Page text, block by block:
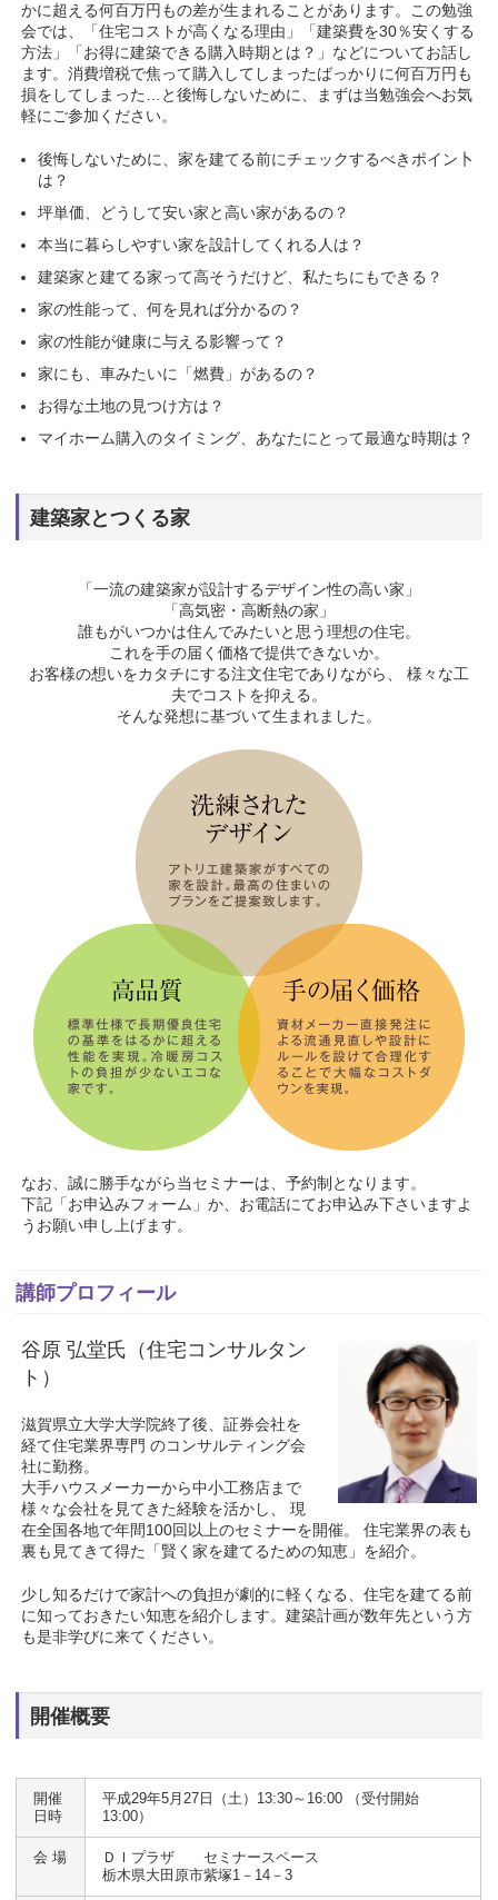
かに超える何百万円もの差が生まれることがあります。この勉強
会では、「住宅コストが高くなる理由」「建築費を30％安くする
方法」「お得に建築できる購入時期とは？」などについてお話し
ます。消費増税で焦って購入してしまったばっかりに何百万円も
損をしてしまった…と後悔しないために、まずは当勉強会へお気
軽にご参加ください。
後悔しないために、家を建てる前にチェックするべきポイン卜
は？
坪単価、どうして安い家と高い家があるの？
本当に暮らしやすい家を設計してくれる人は？
建築家と建てる家って高そうだけど、私たちにもできる？
家の性能って、何を見れば分かるの？
家の性能が健康に与える影響って？
家にも、車みたいに「燃費」があるの？
お得な土地の見つけ方は？
マイホーム購入のタイミング、あなたにとって最適な時期は？
建築家とつくる家
「一流の建築家が設計するデザイン性の高い家」
「高気密・高断熱の家」
誰もがいつかは住んでみたいと思う理想の住宅。
これを手の届く価格で提供できないか。
お客様の想いをカタチにする注文住宅でありながら、 様々な工
夫でコストを抑える。
そんな発想に基づいて生まれました。
なお、誠に勝手ながら当セミナーは、予約制となります。
下記「お申込みフォーム」か、お電話にてお申込み下さいますよ
うお願い申し上げます。
講師プロフィール
谷原 弘堂氏（住宅コンサルタン
ト）
滋賀県立大学大学院終了後、証券会社を
経て住宅業界専門 のコンサルティング会
社に勤務。
大手ハウスメーカーから中小工務店まで
様々な会社を見てきた経験を活かし、 現
在全国各地で年間100回以上のセミナーを開催。 住宅業界の表も
裏も見てきて得た「賢く家を建てるための知恵」を紹介。
少し知るだけで家計への負担が劇的に軽くなる、住宅を建てる前
に知っておきたい知恵を紹介します。建築計画が数年先という方
も是非学びに来てください。
開催概要
開催
日時
平成29年5月27日（土）13:30～16:00 （受付開始
13:00）
会 場
ＤＩプラザ セミナースペース
栃木県大田原市紫塚1－14－3